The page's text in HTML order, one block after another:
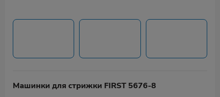
Машинки для стрижки FIRST 5676-8